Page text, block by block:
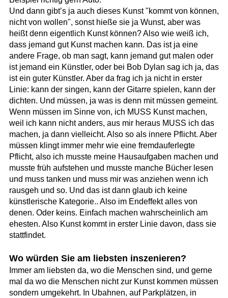
Und dann gibt’s ja auch dieses Kunst "kommt von können,
nicht von wollen", sonst hieße sie ja Wunst, aber was
heißt denn eigentlich Kunst können? Also wie weiß ich,
dass jemand gut Kunst machen kann. Das ist ja eine
andere Frage, ob man sagt, kann jemand gut malen oder
ist jemand ein Künstler, oder bei Bob Dylan sag ich ja, das
ist ein guter Künstler. Aber da frag ich ja nicht in erster
Linie: kann der singen, kann der Gitarre spielen, kann der
dichten. Und müssen, ja was is denn mit müssen gemeint.
Wenn müssen im Sinne von, ich MUSS Kunst machen,
weil ich kann nicht anders, aus mir heraus MUSS ich das
machen, ja dann vielleicht. Also so als innere Pflicht. Aber
müssen klingt immer mehr wie eine fremdauferlegte
Pflicht, also ich musste meine Hausaufgaben machen und
musste früh aufstehen und musste manche Bücher lesen
und muss tanken und muss mir was anziehen wenn ich
rausgeh und so. Und das ist dann glaub ich keine
künstlerische Kategorie.. Also im Endeffekt alles von
denen. Oder keins. Einfach machen wahrscheinlich am
ehesten. Also Kunst kommt in erster Linie davon, dass sie
stattfindet.
Wo würden Sie am liebsten inszenieren?
Immer am liebsten da, wo die Menschen sind, und gerne
mal da wo die Menschen nicht zur Kunst kommen müssen
sondern umgekehrt. In Ubahnen, auf Parkplätzen, in